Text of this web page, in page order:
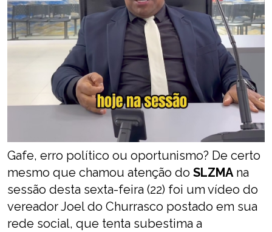
Gafe, erro político ou oportunismo? De certo
mesmo que chamou atenção do SLZMAna
sessão desta sexta-feira (22) foi um vídeo do
vereador Joel do Churrasco postado em sua
rede social, que tenta subestima a